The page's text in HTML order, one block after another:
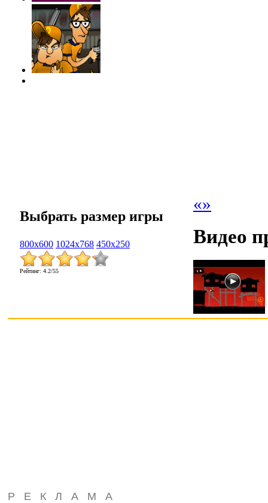
«»
Выбрать размер игры
800x600 1024x768 450x250
Рейтинг: 4.2/55
Видео
РЕКЛАМА